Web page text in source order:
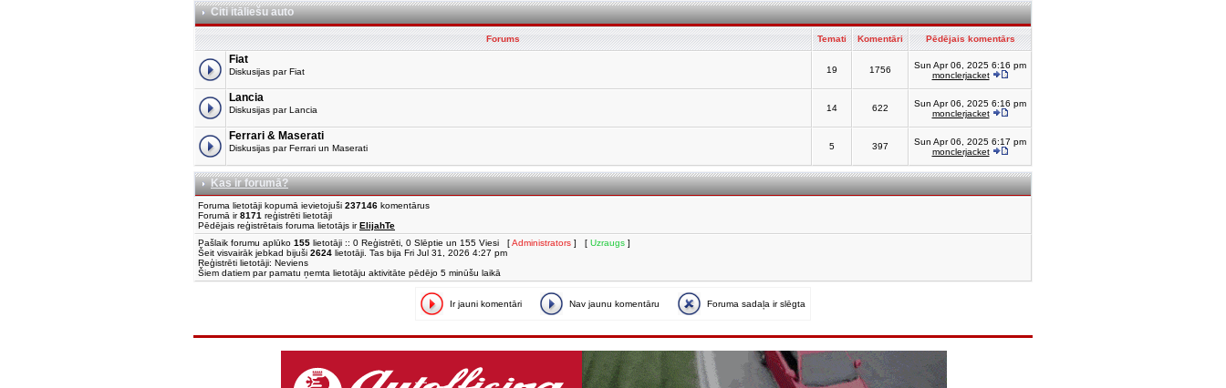
Citi itāliešu auto
Forums Temati Komentāri Pēdējais komentārs
Fiat
Diskusijas par Fiat 19 1756
Sun Apr 06, 2025 6:16 pm
monclerjacket
Lancia
Diskusijas par Lancia 14 622
Sun Apr 06, 2025 6:16 pm
monclerjacket
Ferrari & Maserati
Diskusijas par Ferrari un Maserati 5 397
Sun Apr 06, 2025 6:17 pm
monclerjacket
Kas ir forumā?
Foruma lietotāji kopumā ievietojuši 237146 komentārus
Forumā ir8171 reģistrēti lietotāji
Pēdējais reģistrētais foruma lietotājs irElijahTe
Pašlaik forumu aplūko 155 lietotāji :: 0 Reģistrēti, 0 Slēptie un 155 Viesi [Administrators ] [ Uzraugs ]
Šeit visvairāk jebkad bijuši 2624 lietotāji. Tas bija Fri Jul 31, 2026 4:27 pm
Reģistrēti lietotāji: Neviens
Šiem datiem par pamatu ņemta lietotāju aktivitāte pēdējo 5 minūšu laikā
Ir jauni komentāri Nav jaunu komentāru Foruma sadaļa ir slēgta